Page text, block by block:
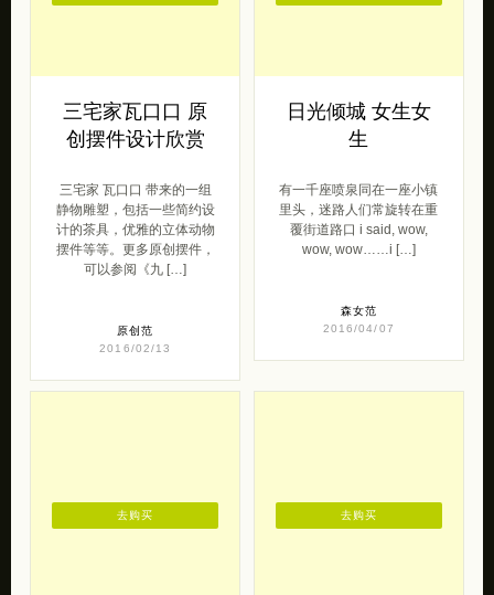
三宅家瓦口口 原
创摆件设计欣赏
三宅家 瓦口口 带来的一组
静物雕塑，包括一些简约设
计的茶具，优雅的立体动物
摆件等等。更多原创摆件，
可以参阅《九 […]
原创范
2016/02/13
日光倾城 女生女
生
有一千座喷泉同在一座小镇
里头，迷路人们常旋转在重
覆街道路口 i said, wow,
wow, wow……i […]
森女范
2016/04/07
去购买 去购买